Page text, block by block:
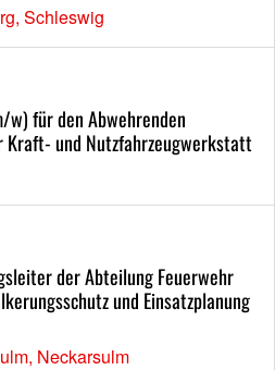
Schleswig
für den Abwehrenden
Kraft- und Nutzfahrzeugwerkstatt
der Abteilung Feuerwehr
und Einsatzplanung
Neckarsulm